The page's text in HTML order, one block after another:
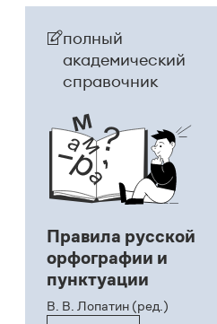
полный
академический
справочник
Правила русской
орфографии и
пунктуации
В. В. Лопатин (ред.)